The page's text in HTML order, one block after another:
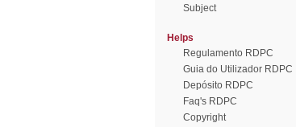
Subject
Helps
Regulamento RDPC
Guia do Utilizador RDPC
Depósito RDPC
Faq's RDPC
Copyright